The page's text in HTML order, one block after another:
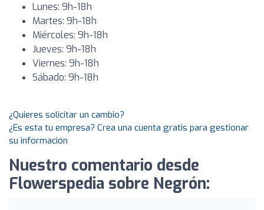
Lunes: 9h-18h
Martes: 9h-18h
Miércoles: 9h-18h
Jueves: 9h-18h
Viernes: 9h-18h
Sábado: 9h-18h
¿Quieres solicitar un cambio?
¿Es esta tu empresa? Crea una cuenta gratis para gestionar
su información
Nuestro comentario desde
Flowerspedia sobre Negrón: